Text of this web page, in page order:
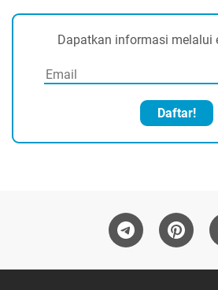
Dapatkan informasi melalui
Daftar!